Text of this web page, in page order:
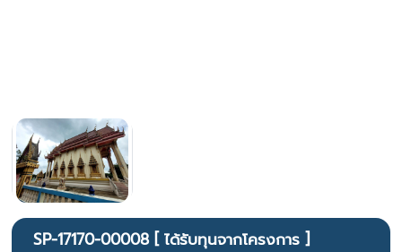
SP-17170-00008 [ ได้รับทุนจากโครงการ ]